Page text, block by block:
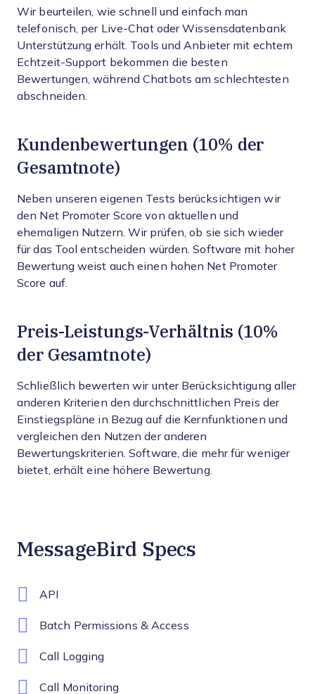
Wir beurteilen, wie schnell und einfach man
telefonisch, per Live-Chat oder Wissensdatenbank
Unterstützung erhält. Tools und Anbieter mit echtem
Echtzeit-Support bekommen die besten
Bewertungen, während Chatbots am schlechtesten
abschneiden.
Kundenbewertungen (10% der
Gesamtnote)
Neben unseren eigenen Tests berücksichtigen wir
den Net Promoter Score von aktuellen und
ehemaligen Nutzern. Wir prüfen, ob sie sich wieder
für das Tool entscheiden würden. Software mit hoher
Bewertung weist auch einen hohen Net Promoter
Score auf.
Preis-Leistungs-Verhältnis (10%
der Gesamtnote)
Schließlich bewerten wir unter Berücksichtigung aller
anderen Kriterien den durchschnittlichen Preis der
Einstiegspläne in Bezug auf die Kernfunktionen und
vergleichen den Nutzen der anderen
Bewertungskriterien. Software, die mehr für weniger
bietet, erhält eine höhere Bewertung.
MessageBird Specs
API
Batch Permissions & Access
Call Logging
Call Monitoring